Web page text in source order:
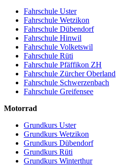
Fahrschule Uster
Fahrschule Wetzikon
Fahrschule Dübendorf
Fahrschule Hinwil
Fahrschule Volketswil
Fahrschule Rüti
Fahrschule Pfäffikon ZH
Fahrschule Zürcher Oberland
Fahrschule Schwerzenbach
Fahrschule Greifensee
Motorrad
Grundkurs Uster
Grundkurs Wetzikon
Grundkurs Dübendorf
Grundkurs Rüti
Grundkurs Winterthur